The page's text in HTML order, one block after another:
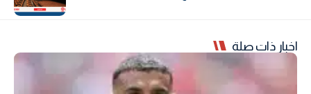
اخبار ذات صلة